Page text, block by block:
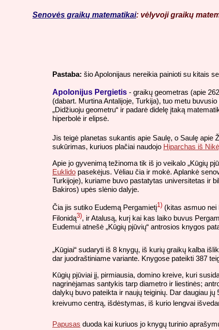
Senovės graikų matematikai: vėlyvoji graikų
Pastaba: šio Apolonijaus nereikia painioti su kitais
Apolonijus Pergietis - graikų geometras (apie
(dabart. Murtina Antalijoje, Turkija), tuo metu
„Didžiuoju geometru“ ir padarė didelę įtaką
hiperbolė ir elipsė.
Jis teigė planetas sukantis apie Saulę, o Saulę
sukūrimas, kuriuos plačiai naudojo Hiparchas iš
Apie jo gyvenimą težinoma tik iš jo veikalo „Kūgių
Euklido pasekėjus. Vėliau čia ir mokė. Aplankė
Turkijoje), kuriame buvo pastatytas universitetas ir
Bakiros) upės slėnio dalyje.
Čia jis sutiko Eudemą Pergamietį1) (kitas asmuo nei
Filonidą3), ir Atalusą, kurį kai kas laiko buvus
Eudemui atnešė „Kūgių pjūvių“ antrosios knygos
„Kūgiai“ sudaryti iš 8 knygų, iš kurių graikų kalba
dar juodraštiniame variante. Knygose pateikti 387
Kūgių pjūviai jį, pirmiausia, domino kreive, kuri
nagrinėjamas santykis tarp diametro ir liestinės;
dalykų buvo pateikta ir naujų teiginių. Dar daugiau
kreivumo centrą, išdėstymas, iš kurio lengvai
Papusas duoda kai kuriuos jo knygų turinio